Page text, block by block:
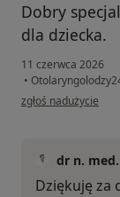
Dobry
dla dziecka.
11 czerwca 2026
•
w opinii użytkownika
zgłoś nadużycie
dr n.
Dziękuję za